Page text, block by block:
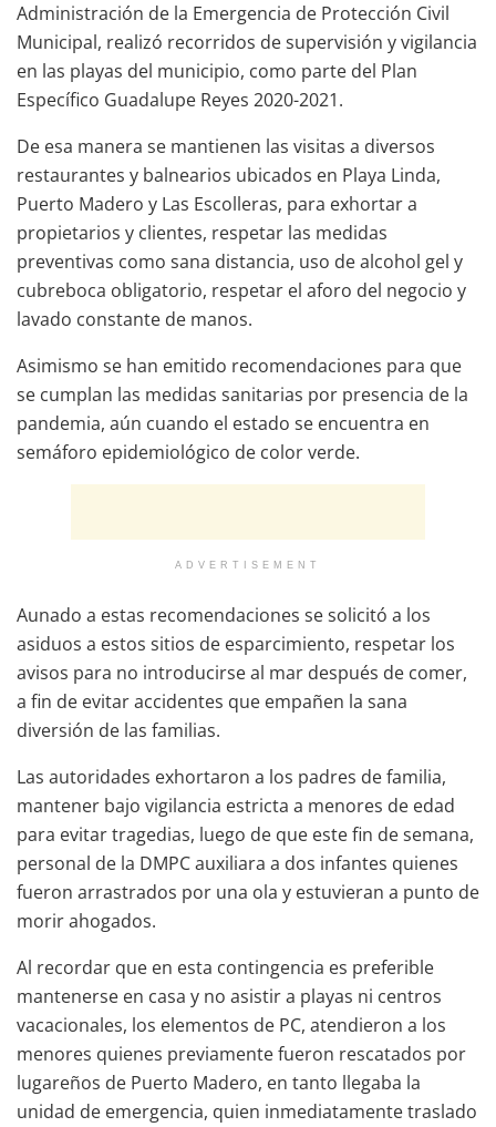
Administración de la Emergencia de Protección Civil
Municipal, realizó recorridos de supervisión y vigilancia
en las playas del municipio, como parte del Plan
Específico Guadalupe Reyes 2020-2021.
De esa manera se mantienen las visitas a diversos
restaurantes y balnearios ubicados en Playa Linda,
Puerto Madero y Las Escolleras, para exhortar a
propietarios y clientes, respetar las medidas
preventivas como sana distancia, uso de alcohol gel y
cubreboca obligatorio, respetar el aforo del negocio y
lavado constante de manos.
Asimismo se han emitido recomendaciones para que
se cumplan las medidas sanitarias por presencia de la
pandemia, aún cuando el estado se encuentra en
semáforo epidemiológico de color verde.
ADVERTISEMENT
Aunado a estas recomendaciones se solicitó a los
asiduos a estos sitios de esparcimiento, respetar los
avisos para no introducirse al mar después de comer,
a fin de evitar accidentes que empañen la sana
diversión de las familias.
Las autoridades exhortaron a los padres de familia,
mantener bajo vigilancia estricta a menores de edad
para evitar tragedias, luego de que este fin de semana,
personal de la DMPC auxiliara a dos infantes quienes
fueron arrastrados por una ola y estuvieran a punto de
morir ahogados.
Al recordar que en esta contingencia es preferible
mantenerse en casa y no asistir a playas ni centros
vacacionales, los elementos de PC, atendieron a los
menores quienes previamente fueron rescatados por
lugareños de Puerto Madero, en tanto llegaba la
unidad de emergencia, quien inmediatamente traslado